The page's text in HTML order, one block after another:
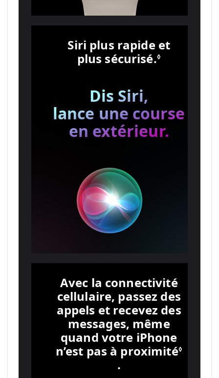
Siri plus rapide et
plus sécurisé.◊
Dis Siri,
lance une course
en extérieur.
Avec la connectivité
cellulaire, passez des
appels et recevez des
messages, même
quand votre iPhone
n’est pas à proximité◊
Renvoi aux
.